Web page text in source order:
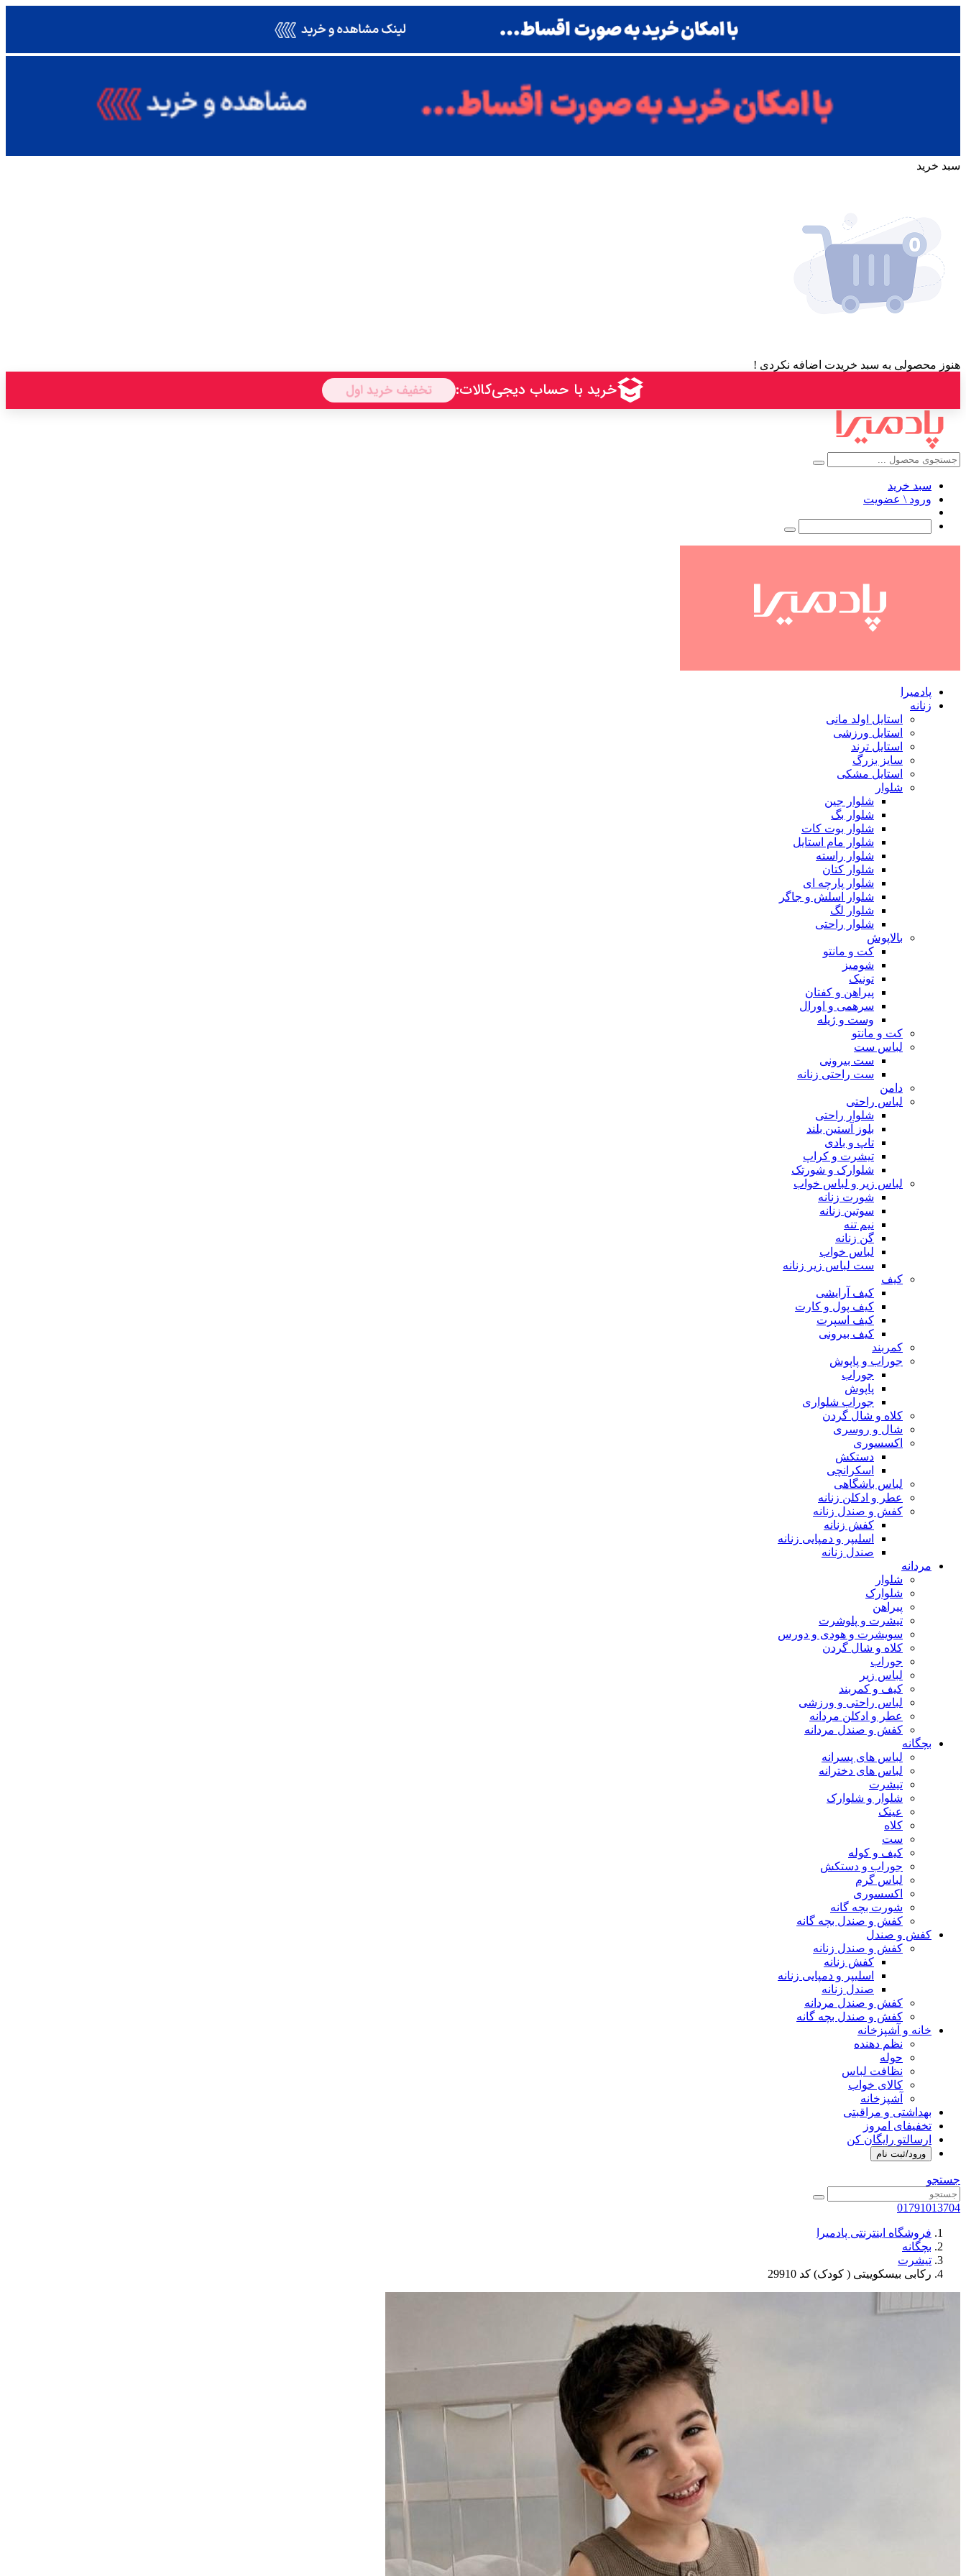
سبد خرید
هنوز محصولی به سبد خریدت اضافه نکردی !
سبد خرید
ورود \ عضویت
پادمیرا
زنانه
استایل اولد مانی
استایل ورزشی
استایل ترند
سایز بزرگ
استایل مشکی
شلوار
شلوار جین
شلوار بگ
شلوار بوت کات
شلوار مام استایل
شلوار راسته
شلوار کتان
شلوار پارچه ای
شلوار اسلش و جاگر
شلوار لگ
شلوار راحتی
بالاپوش
کت و مانتو
شومیز
تونیک
پیراهن و کفتان
سرهمی و اورال
وست و ژیله
کت و مانتو
لباس ست
ست بیرونی
ست راحتی زنانه
دامن
لباس راحتی
شلوار راحتی
بلوز آستین بلند
تاپ و بادی
تیشرت و کراپ
شلوارک و شورتک
لباس زیر و لباس خواب
شورت زنانه
سوتین زنانه
نیم تنه
گن زنانه
لباس خواب
ست لباس زیر زنانه
کیف
کیف آرایشی
کیف پول و کارت
کیف اسپرت
کیف بیرونی
کمربند
جوراب و پاپوش
جوراب
پاپوش
جوراب شلواری
کلاه و شال گردن
شال و روسری
اکسسوری
دستکش
اسکرانچی
لباس باشگاهی
عطر و ادکلن زنانه
کفش و صندل زنانه
کفش زنانه
اسلیپر و دمپایی زنانه
صندل زنانه
مردانه
شلوار
شلوارک
پیراهن
تیشرت و پلوشرت
سویشرت و هودی و دورس
کلاه و شال گردن
جوراب
لباس زیر
کیف و کمربند
لباس راحتی و ورزشی
عطر و ادکلن مردانه
کفش و صندل مردانه
بچگانه
لباس های پسرانه
لباس های دخترانه
تیشرت
شلوار و شلوارک
عینک
کلاه
ست
کیف و کوله
جوراب و دستکش
لباس گرم
اکسسوری
شورت بچه گانه
کفش و صندل بچه گانه
کفش و صندل
کفش و صندل زنانه
کفش زنانه
اسلیپر و دمپایی زنانه
صندل زنانه
کفش و صندل مردانه
کفش و صندل بچه گانه
خانه و آشپزخانه
نظم دهنده
حوله
نظافت لباس
کالای خواب
آشپزخانه
بهداشتی و مراقبتی
تخفیفای امروز
ارسالتو رایگان کن
ورود/ثبت نام
جستجو
01791013704
فروشگاه اینترنتی پادمیرا
بچگانه
تیشرت
رکابی بیسکوییتی ( کودک) کد 29910